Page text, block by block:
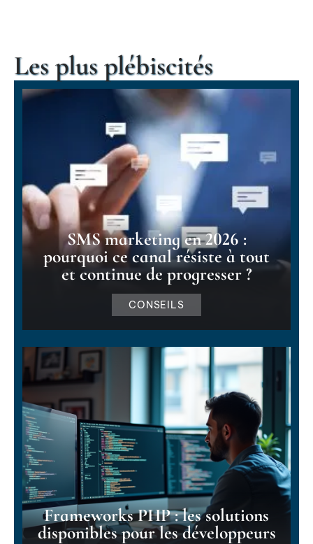
Les plus plébiscités
SMS marketing en 2026 :
pourquoi ce canal résiste à tout
et continue de progresser ?
CONSEILS
Frameworks PHP : les solutions
disponibles pour les développeurs